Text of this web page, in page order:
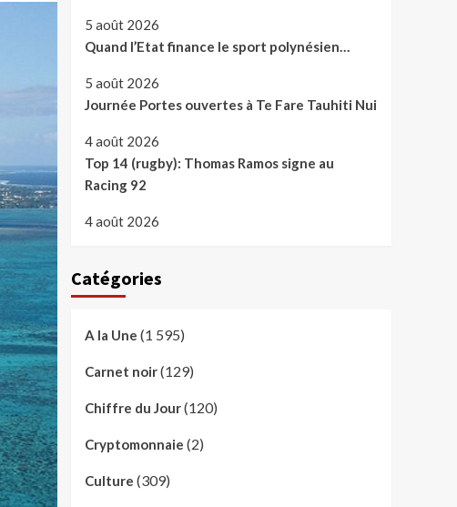
5 août 2026
Quand l’Etat finance le sport polynésien…
5 août 2026
Journée Portes ouvertes à Te Fare Tauhiti Nui
4 août 2026
Top 14 (rugby): Thomas Ramos signe au
Racing 92
4 août 2026
Catégories
A la Une (1 595)
Carnet noir(129)
Chiffre du Jour(120)
Cryptomonnaie (2)
Culture (309)